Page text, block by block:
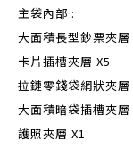
主袋內部 :
大面積長型鈔票夾層
卡片插槽夾層 X5
拉鏈零錢袋網狀夾層
大面積暗袋插槽夾層
護照夾層 X1